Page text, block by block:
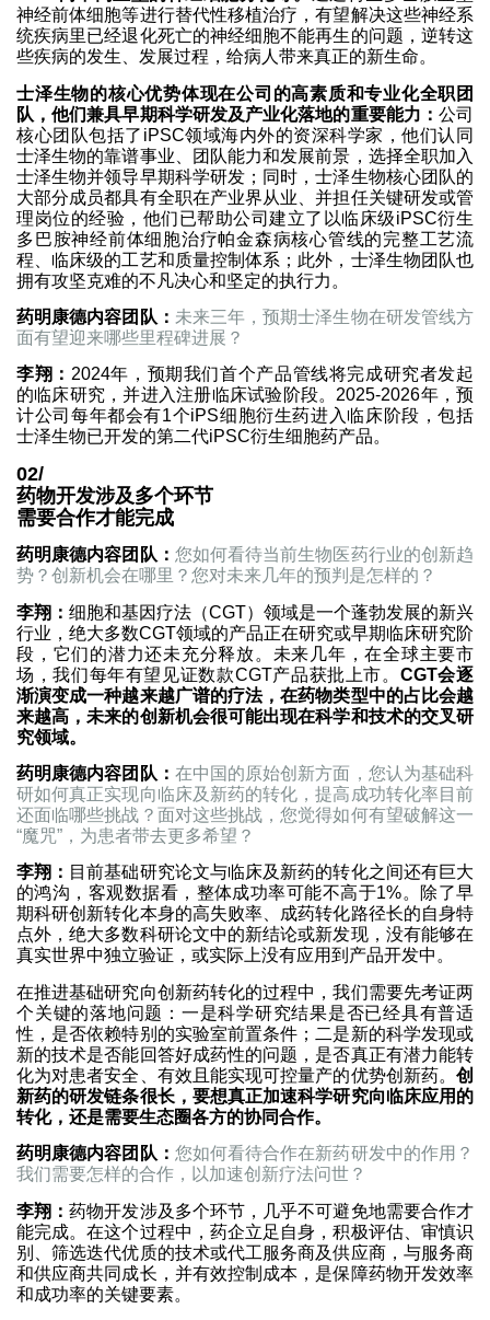
神经前体细胞等进行替代性移植治疗，有望解决这些神经系
统疾病里已经退化死亡的神经细胞不能再生的问题，逆转这
些疾病的发生、发展过程，给病人带来真正的新生命。
士泽生物的核心优势体现在公司的高素质和专业化全职团
队，他们兼具早期科学研发及产业化落地的重要能力： 公司
核心团队包括了iPSC领域海内外的资深科学家，他们认同
士泽生物的靠谱事业、团队能力和发展前景，选择全职加入
士泽生物并领导早期科学研发；同时，士泽生物核心团队的
大部分成员都具有全职在产业界从业、并担任关键研发或管
理岗位的经验，他们已帮助公司建立了以临床级iPSC衍生
多巴胺神经前体细胞治疗帕金森病核心管线的完整工艺流
程、临床级的工艺和质量控制体系；此外，士泽生物团队也
拥有攻坚克难的不凡决心和坚定的执行力。
药明康德内容团队： 未来三年，预期士泽生物在研发管线方
面有望迎来哪些里程碑进展？
李翔： 2024年，预期我们首个产品管线将完成研究者发起
的临床研究，并进入注册临床试验阶段。2025-2026年，预
计公司每年都会有1个iPS细胞衍生药进入临床阶段，包括
士泽生物已开发的第二代iPSC衍生细胞药产品。
02/
药物开发涉及多个环节
需要合作才能完成
药明康德内容团队： 您如何看待当前生物医药行业的创新趋
势？创新机会在哪里？您对未来几年的预判是怎样的？
李翔： 细胞和基因疗法（CGT）领域是一个蓬勃发展的新兴
行业，绝大多数CGT领域的产品正在研究或早期临床研究阶
段，它们的潜力还未充分释放。未来几年，在全球主要市
场，我们每年有望见证数款CGT产品获批上市。 CGT会逐
渐演变成一种越来越广谱的疗法，在药物类型中的占比会越
来越高，未来的创新机会很可能出现在科学和技术的交叉研
究领域。
药明康德内容团队： 在中国的原始创新方面，您认为基础科
研如何真正实现向临床及新药的转化，提高成功转化率目前
还面临哪些挑战？面对这些挑战，您觉得如何有望破解这一
“魔咒”，为患者带去更多希望？
李翔： 目前基础研究论文与临床及新药的转化之间还有巨大
的鸿沟，客观数据看，整体成功率可能不高于1%。除了早
期科研创新转化本身的高失败率、成药转化路径长的自身特
点外，绝大多数科研论文中的新结论或新发现，没有能够在
真实世界中独立验证，或实际上没有应用到产品开发中。
在推进基础研究向创新药转化的过程中，我们需要先考证两
个关键的落地问题：一是科学研究结果是否已经具有普适
性，是否依赖特别的实验室前置条件；二是新的科学发现或
新的技术是否能回答好成药性的问题，是否真正有潜力能转
化为对患者安全、有效且能实现可控量产的优势创新药。 创
新药的研发链条很长，要想真正加速科学研究向临床应用的
转化，还是需要生态圈各方的协同合作。
药明康德内容团队： 您如何看待合作在新药研发中的作用？
我们需要怎样的合作，以加速创新疗法问世？
李翔：药物开发涉及多个环节，几乎不可避免地需要合作才
能完成。在这个过程中，药企立足自身，积极评估、审慎识
别、筛选迭代优质的技术或代工服务商及供应商，与服务商
和供应商共同成长，并有效控制成本，是保障药物开发效率
和成功率的关键要素。